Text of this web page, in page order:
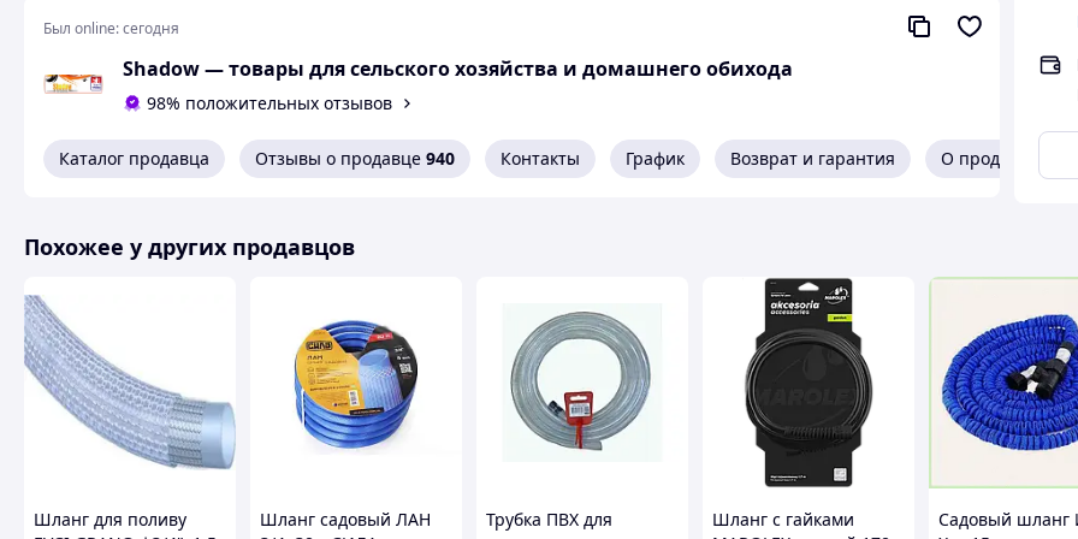
Используют :
- для источников воды с низкой производительностью,
Был online:сегодня
Shadow — товары для сельского хозяйства и домашнего обихода
98% положительных отзывов
Каталог продавца Отзывы о продавце 940 Контакты График Возврат и гарантия О продавце
Похожее у других продавцов
Шланг для поливу
Шланг садовый ЛАН
Трубка ПВХ для
Шланг с гайками
Садовый шланг